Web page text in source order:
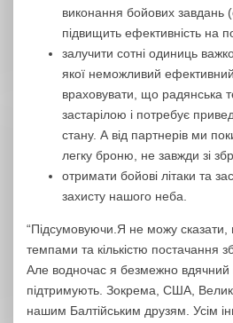
виконання бойових
підвищить ефективність на
залучити сотні одиниць
якої неможливий
враховувати, що радянська
застарілою і потребує
стану. А від партнерів ми
легку броню, не завжди зі
отримати бойові літаки та
захисту нашого неба.
“Підсумовуючи. Я не можу
темпами та кількістю постачання
Але водночас я безмежно вдячний
підтримують. Зокрема, США,
нашим Балтійським друзям. Усім